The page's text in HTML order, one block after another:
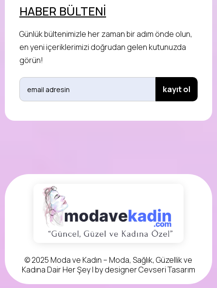
HABER BÜLTENİ
Günlük bültenimizle her zaman bir adım önde olun,
en yeni içeriklerimizi doğrudan gelen kutunuzda
görün!
© 2025 Moda ve Kadın – Moda, Sağlık, Güzellik ve
Kadına Dair Her Şey | by designerCevseri Tasarım